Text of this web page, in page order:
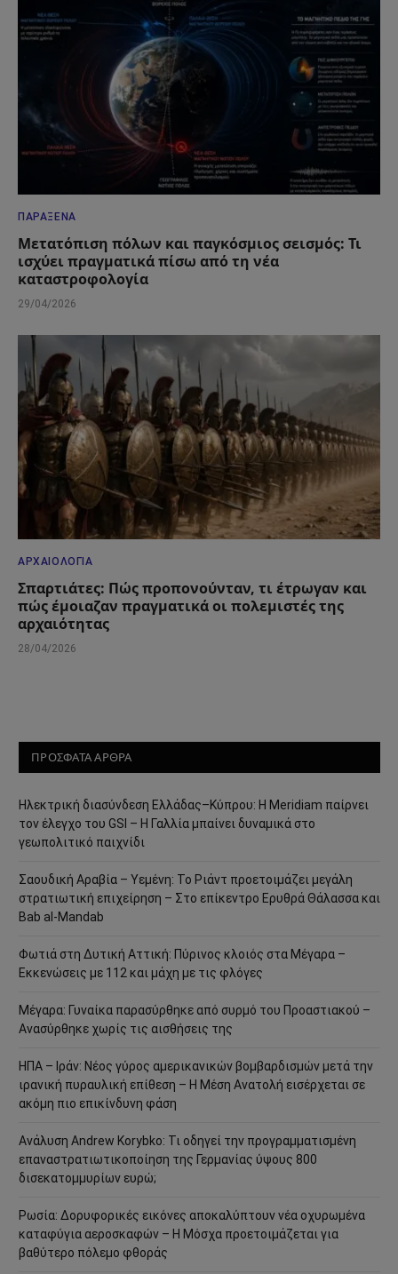
ΠΑΡΆΞΕΝΑ
Μετατόπιση πόλων και παγκόσμιος σεισμός: Τι
ισχύει πραγματικά πίσω από τη νέα
καταστροφολογία
29/04/2026
ΑΡΧΑΙΟΛΟΓΊΑ
Σπαρτιάτες: Πώς προπονούνταν, τι έτρωγαν και
πώς έμοιαζαν πραγματικά οι πολεμιστές της
αρχαιότητας
28/04/2026
ΠΡΟΣΦΑΤΑ ΑΡΘΡΑ
Ηλεκτρική διασύνδεση Ελλάδας–Κύπρου: Η Meridiam παίρνει
τον έλεγχο του GSI – Η Γαλλία μπαίνει δυναμικά στο
γεωπολιτικό παιχνίδι
Σαουδική Αραβία – Υεμένη: Το Ριάντ προετοιμάζει μεγάλη
στρατιωτική επιχείρηση – Στο επίκεντρο Ερυθρά Θάλασσα και
Bab al-Mandab
Φωτιά στη Δυτική Αττική: Πύρινος κλοιός στα Μέγαρα –
Εκκενώσεις με 112 και μάχη με τις φλόγες
Μέγαρα: Γυναίκα παρασύρθηκε από συρμό του Προαστιακού –
Ανασύρθηκε χωρίς τις αισθήσεις της
ΗΠΑ – Ιράν: Νέος γύρος αμερικανικών βομβαρδισμών μετά την
ιρανική πυραυλική επίθεση – Η Μέση Ανατολή εισέρχεται σε
ακόμη πιο επικίνδυνη φάση
Ανάλυση Andrew Korybko: Τι οδηγεί την προγραμματισμένη
επαναστρατιωτικοποίηση της Γερμανίας ύψους 800
δισεκατομμυρίων ευρώ;
Ρωσία: Δορυφορικές εικόνες αποκαλύπτουν νέα οχυρωμένα
καταφύγια αεροσκαφών – Η Μόσχα προετοιμάζεται για
βαθύτερο πόλεμο φθοράς